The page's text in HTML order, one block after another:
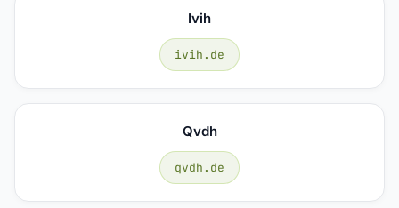
Ivih
ivih.de
Qvdh
qvdh.de